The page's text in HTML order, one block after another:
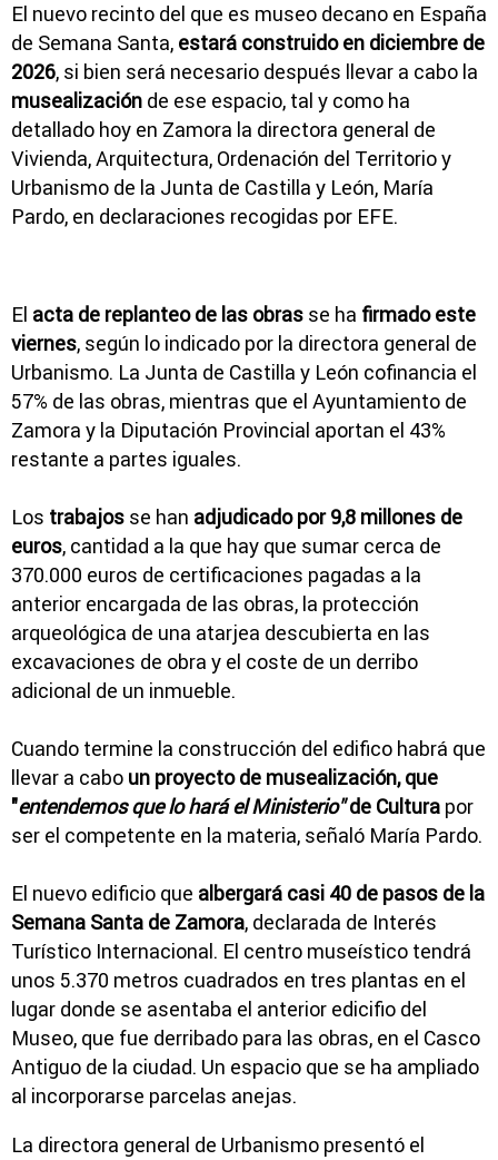
El nuevo recinto del que es museo decano en España
de Semana Santa, estará construido en diciembre de
2026, si bien será necesario después llevar a cabo la
musealización de ese espacio, tal y como ha
detallado hoy en Zamora la directora general de
Vivienda, Arquitectura, Ordenación del Territorio y
Urbanismo de la Junta de Castilla y León, María
Pardo, en declaraciones recogidas por EFE.
El acta de replanteo de las obras se ha firmado este
viernes, según lo indicado por la directora general de
Urbanismo. La Junta de Castilla y León cofinancia el
57% de las obras, mientras que el Ayuntamiento de
Zamora y la Diputación Provincial aportan el 43%
restante a partes iguales.
Los trabajos se han adjudicado por 9,8 millones de
euros, cantidad a la que hay que sumar cerca de
370.000 euros de certificaciones pagadas a la
anterior encargada de las obras, la protección
arqueológica de una atarjea descubierta en las
excavaciones de obra y el coste de un derribo
adicional de un inmueble.
Cuando termine la construcción del edifico habrá que
llevar a cabo un proyecto de musealización, que
"entendemos que lo hará el Ministerio"de Cultura por
ser el competente en la materia, señaló María Pardo.
El nuevo edificio que albergará casi 40 de pasos de la
Semana Santa de Zamora, declarada de Interés
Turístico Internacional. El centro museístico tendrá
unos 5.370 metros cuadrados en tres plantas en el
lugar donde se asentaba el anterior edicifio del
Museo, que fue derribado para las obras, en el Casco
Antiguo de la ciudad. Un espacio que se ha ampliado
al incorporarse parcelas anejas.
La directora general de Urbanismo presentó el